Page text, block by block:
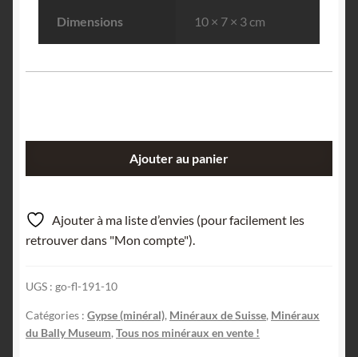
Dimensions 10 × 7 × 3 cm
(Gypse),
Urserntal
(Urseren),
Suisse.
Ajouter au panier
Ajouter à ma liste d’envies (pour facilement les
retrouver dans "Mon compte").
UGS : go-fl-191-10
Catégories : Gypse (minéral), Minéraux de Suisse, Minéraux
du Bally Museum, Tous nos minéraux en vente !